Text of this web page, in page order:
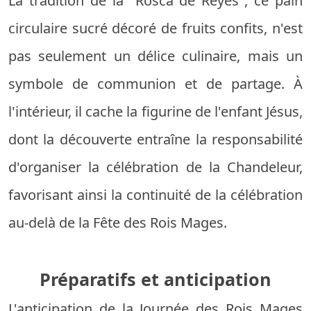
circulaire sucré décoré de fruits confits, n'est
pas seulement un délice culinaire, mais un
symbole de communion et de partage. À
l'intérieur, il cache la figurine de l'enfant Jésus,
dont la découverte entraîne la responsabilité
d'organiser la célébration de la Chandeleur,
favorisant ainsi la continuité de la célébration
au-delà de la Fête des Rois Mages.
Préparatifs et anticipation